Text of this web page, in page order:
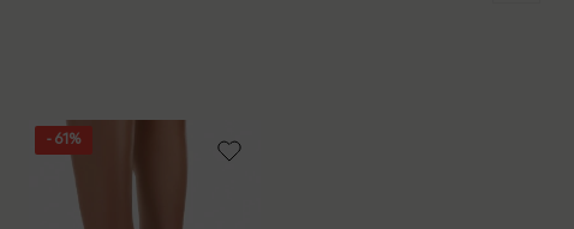
- 61%